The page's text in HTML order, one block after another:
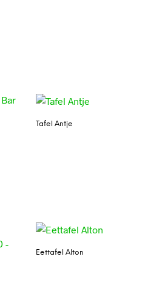
Tafel Antje
Eettafel Alton